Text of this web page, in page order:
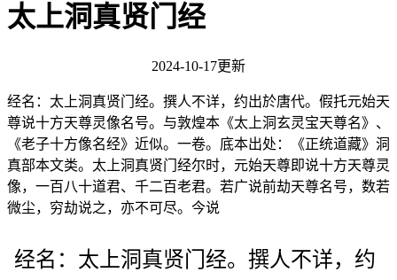
太上洞真贤门经
2024-10-17更新
经名：太上洞真贤门经。撰人不详，约出於唐代。假托元始天
尊说十方天尊灵像名号。与敦煌本《太上洞玄灵宝天尊名》、
《老子十方像名经》近似。一卷。底本出处：《正统道藏》洞
真部本文类。太上洞真贤门经尔时，元始天尊即说十方天尊灵
像，一百八十道君、千二百老君。若广说前劫天尊名号，数若
微尘，穷劫说之，亦不可尽。今说
经名：太上洞真贤门经。撰人不详，约